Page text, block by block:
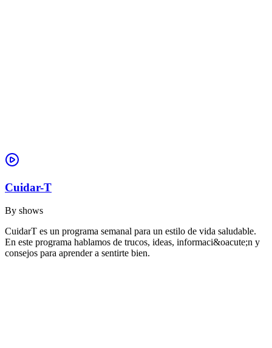
Cuidar-T
By shows
CuidarT es un programa semanal para un estilo de vida saludable.
En este programa hablamos de trucos, ideas, informaci&oacute;n y
consejos para aprender a sentirte bien.